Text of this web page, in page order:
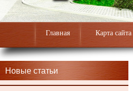
Главная Карта сайта
Новые статьи